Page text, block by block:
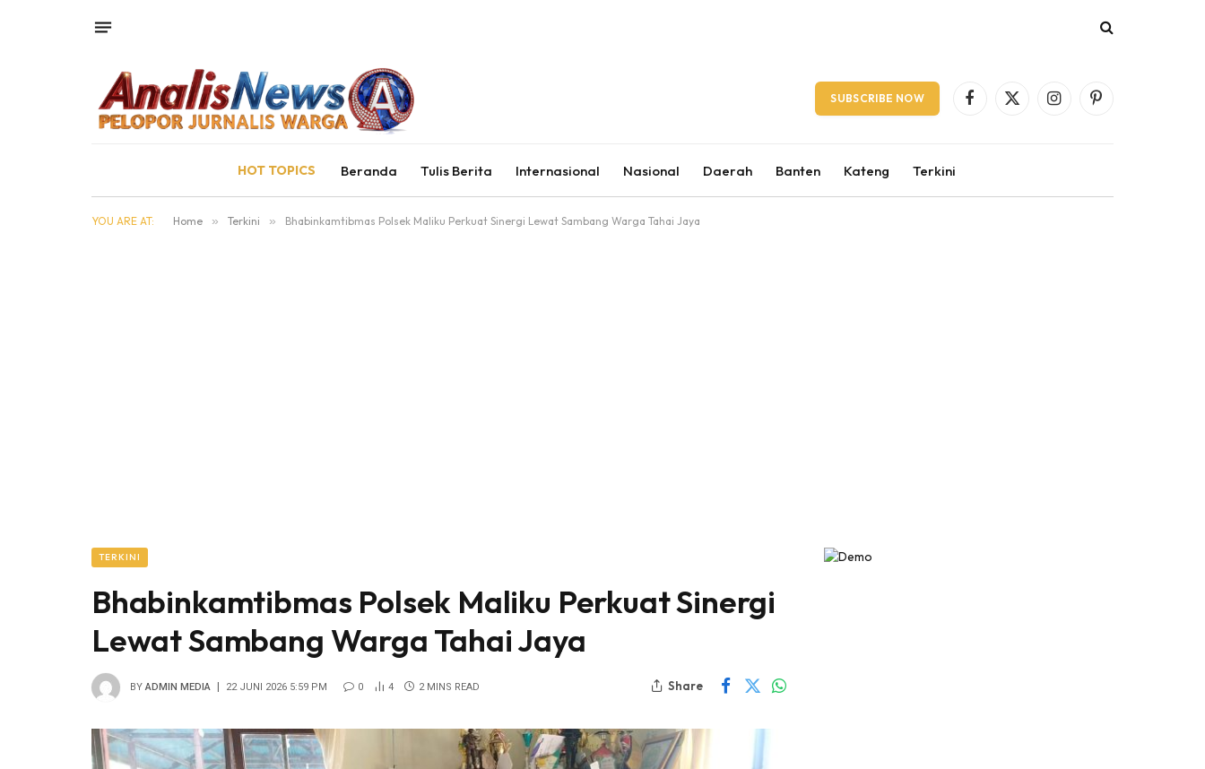
SUBSCRIBE NOW Facebook
X
InstagramPinterest
HOT TOPICS Beranda Tulis Berita Internasional Nasional Daerah Banten Kateng Terkini
YOU ARE AT: Home » Terkini » Bhabinkamtibmas Polsek Maliku Perkuat Sinergi Lewat Sambang Warga Tahai Jaya
TERKINI
Bhabinkamtibmas Polsek Maliku Perkuat Sinergi
Lewat Sambang Warga Tahai Jaya
BY ADMIN MEDIA 22 JUNI 2026 5:59 PM 0 4 2 MINS READ Share